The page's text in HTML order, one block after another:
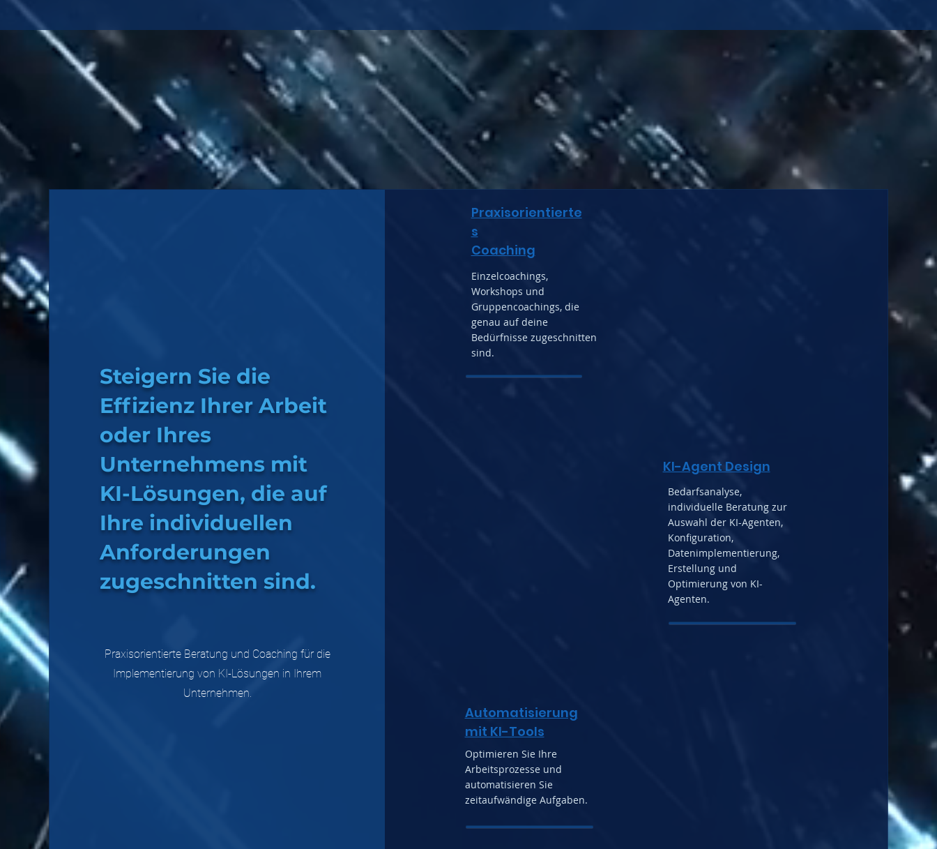
Steigern Sie die
Effizienz Ihrer Arbeit
oder Ihres
Unternehmens mit
KI-Lösungen, die auf
Ihre individuellen
Anforderungen
zugeschnitten sind.
Praxisorientierte Beratung und Coaching für die
Implementierung von KI-Lösungen in Ihrem
Unternehmen.
Praxisorientierte
s
Coaching
Einzelcoachings,
Workshops und
Gruppencoachings, die
genau auf deine
Bedürfnisse zugeschnitten
sind.
Automatisierung
mit KI-Tools
Optimieren Sie Ihre
Arbeitsprozesse und
automatisieren Sie
zeitaufwändige Aufgaben.
KI-Agent Design
Bedarfsanalyse,
individuelle Beratung zur
Auswahl der KI-Agenten,
Konfiguration,
Datenimplementierung,
Erstellung und
Optimierung von KI-
Agenten.